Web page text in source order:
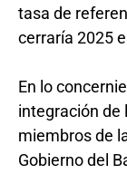
tasa de
cerraría 2025
En lo
integración de
miembros de
Gobierno del